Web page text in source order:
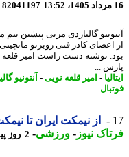
82041197
گالیاردی مربی پیشین تیم ملی
کادر فنی روبرتو مانچینی در
نوشته دست راست امیر قلعه نویی
...
-امیر قلعه نویی-آنتونیو
از نیمکت ایران تا نیمکت
نیوز-ورزشی-2 روز پیش - جمعه 16 مرداد 1405، 13:15